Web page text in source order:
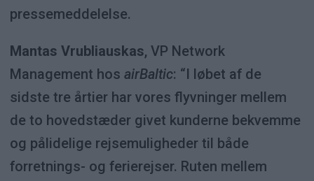
pressemeddelelse.
Mantas Vrubliauskas, VP Network
Management hos airBaltic: “I løbet af de
sidste tre årtier har vores flyvninger mellem
de to hovedstæder givet kunderne bekvemme
og pålidelige rejsemuligheder til både
forretnings- og ferierejser. Ruten mellem